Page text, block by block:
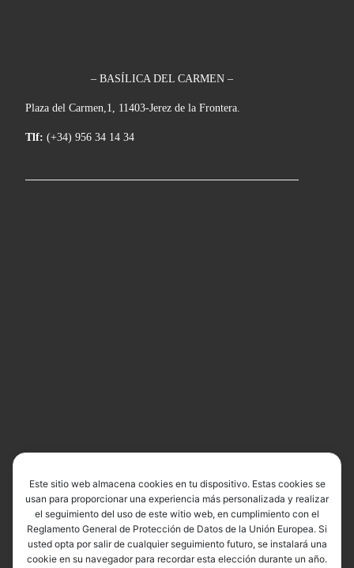
– BASÍLICA DEL CARMEN –
Plaza del Carmen,1, 11403-Jerez de la Frontera.
Tlf: (+34) 956 34 14 34
Este sitio web almacena cookies en tu dispositivo. Estas cookies se
usan para proporcionar una experiencia más personalizada y realizar
el seguimiento del uso de este witio web, en cumplimiento con el
Reglamento General de Protección de Datos de la Unión Europea. Si
usted opta por salir de cualquier seguimiento futuro, se instalará una
cookie en su navegador para recordar esta elección durante un año.